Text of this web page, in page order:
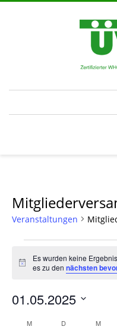
Veranstaltungen
Hinweis
Es wurden keine
es zu dennächsten
01.05.2025
wählen.
Kalender
MMONTAG D DIENSTAGM